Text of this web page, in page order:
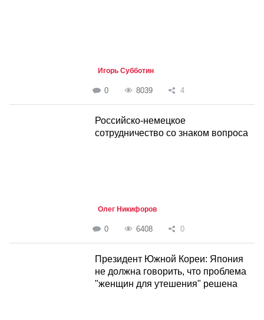
Игорь Субботин
0 8039 4
Российско-немецкое
сотрудничество со знаком вопроса
Олег Никифоров
0 6408 0
Президент Южной Кореи: Япония
не должна говорить, что проблема
"женщин для утешения" решена